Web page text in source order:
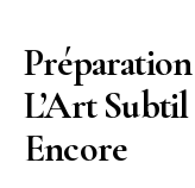
L’Art
Encore